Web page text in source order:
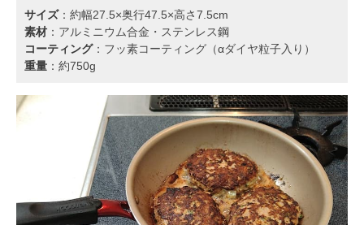
サイズ：約幅27.5×奥行47.5×高さ7.5cm
素材 ：アルミニウム合金・ステンレス鋼
コーティング：フッ素コーティング（αダイヤ粒子入り）
重量 ：約750g